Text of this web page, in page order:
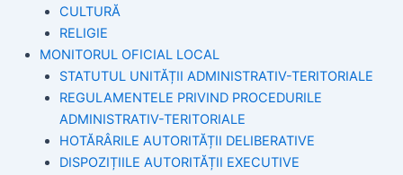
CULTURĂ
RELIGIE
MONITORUL OFICIAL LOCAL
STATUTUL UNITĂȚII ADMINISTRATIV-TERITORIALE
REGULAMENTELE PRIVIND PROCEDURILE
ADMINISTRATIV-TERITORIALE
HOTĂRÂRILE AUTORITĂȚII DELIBERATIVE
DISPOZIȚIILE AUTORITĂȚII EXECUTIVE